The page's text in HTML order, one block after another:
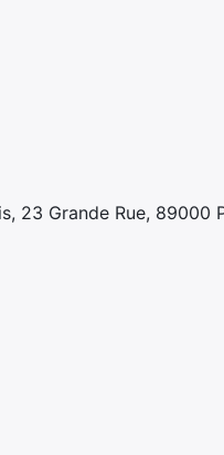
23 Grande Rue, 89000